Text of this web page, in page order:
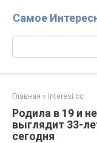
Самое
Поиск:
Главная » Interesi.cc
Родила в 19 и
выглядит 33-
сегодня